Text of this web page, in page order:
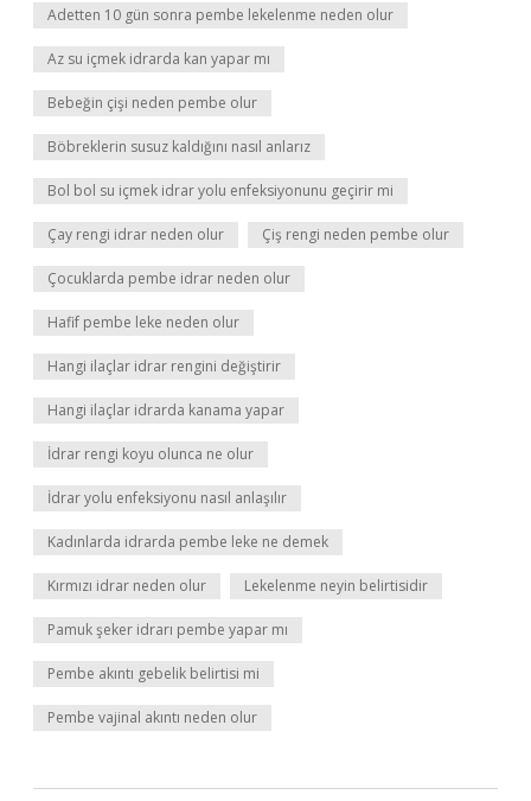
Adetten 10 gün sonra pembe lekelenme neden olur
Az su içmek idrarda kan yapar mı
Bebeğin çişi neden pembe olur
Böbreklerin susuz kaldığını nasıl anlarız
Bol bol su içmek idrar yolu enfeksiyonunu geçirir mi
Çay rengi idrar neden olur Çiş rengi neden pembe olur
Çocuklarda pembe idrar neden olur
Hafif pembe leke neden olur
Hangi ilaçlar idrar rengini değiştirir
Hangi ilaçlar idrarda kanama yapar
İdrar rengi koyu olunca ne olur
İdrar yolu enfeksiyonu nasıl anlaşılır
Kadınlarda idrarda pembe leke ne demek
Kırmızı idrar neden olur Lekelenme neyin belirtisidir
Pamuk şeker idrarı pembe yapar mı
Pembe akıntı gebelik belirtisi mi
Pembe vajinal akıntı neden olur